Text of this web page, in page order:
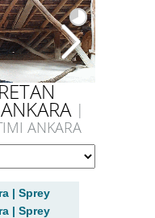
|
ANKARA
| Sprey
| Sprey